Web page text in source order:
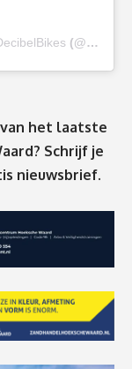
(@decibelbikes) op
het laatste
Schrijf je
nieuwsbrief.